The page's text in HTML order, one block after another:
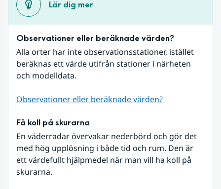
Lär dig mer
Observationer eller beräknade värden?
Alla orter har inte observationsstationer, istället
beräknas ett värde utifrån stationer i närheten
och modelldata.
Observationer eller beräknade värden?
Få koll på skurarna
En väderradar övervakar nederbörd och gör det
med hög upplösning i både tid och rum. Den är
ett värdefullt hjälpmedel när man vill ha koll på
skurarna.